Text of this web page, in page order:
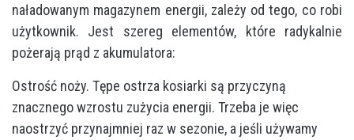
naładowanym magazynem energii, zależy od tego, co robi
użytkownik. Jest szereg elementów, które radykalnie
pożerają prąd z akumulatora:
Ostrość noży. Tępe ostrza kosiarki są przyczyną
znacznego wzrostu zużycia energii. Trzeba je więc
naostrzyć przynajmniej raz w sezonie, a jeśli używamy